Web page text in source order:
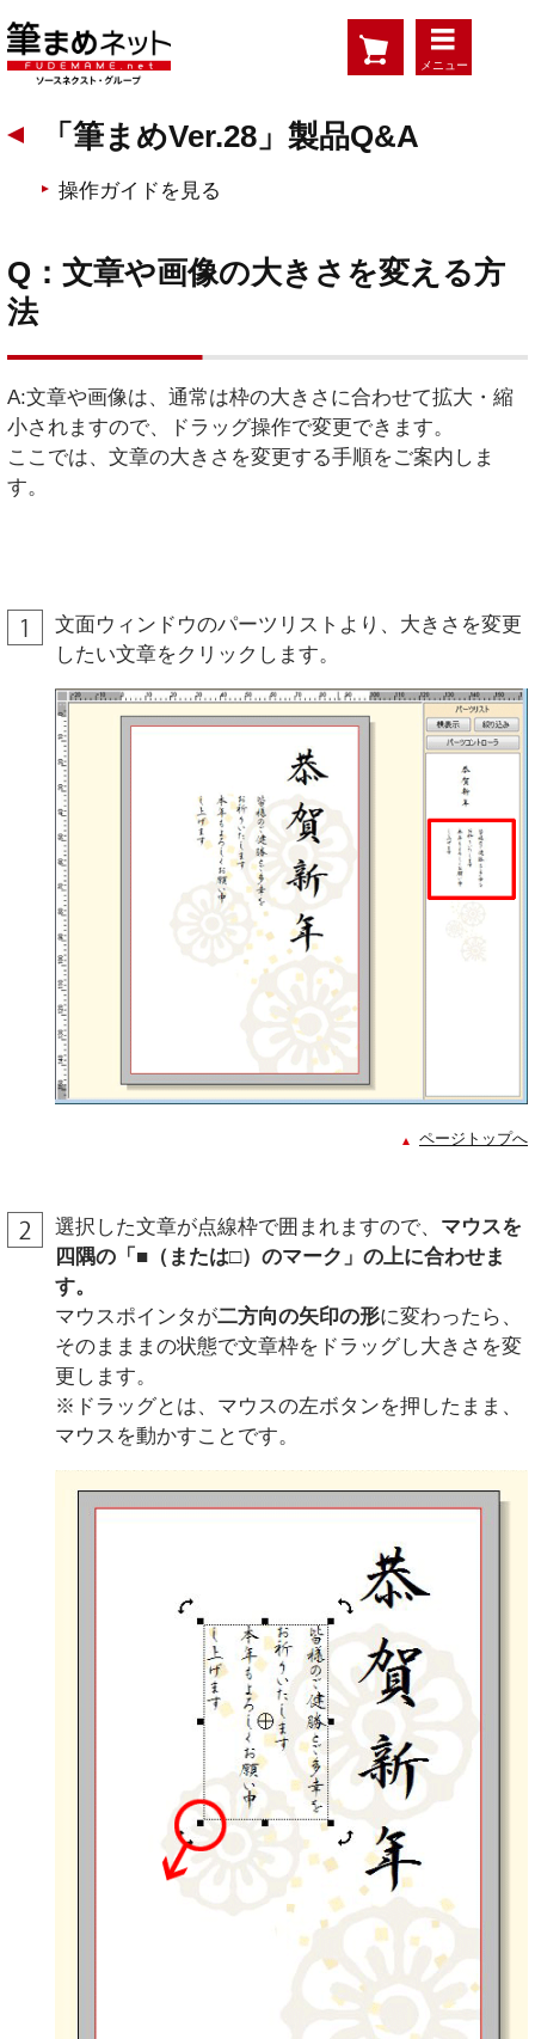
メニュー
「筆まめVer.28」製品Q&A
操作ガイドを見る
Q：文章や画像の大きさを変える方
法
A:文章や画像は、通常は枠の大きさに合わせて拡大・縮
小されますので、ドラッグ操作で変更できます。
ここでは、文章の大きさを変更する手順をご案内しま
す。
文面ウィンドウのパーツリストより、大きさを変更
したい文章をクリックします。
ページトップへ
選択した文章が点線枠で囲まれますので、 マウスを
四隅の「■（または□）のマーク」の上に合わせま
す。
マウスポインタが二方向の矢印の形に変わったら、
そのまままの状態で文章枠をドラッグし大きさを変
更します。
※ドラッグとは、マウスの左ボタンを押したまま、
マウスを動かすことです。